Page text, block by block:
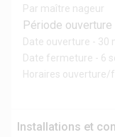
Par maître nageur
Période
Date ouverture - 30
Date fermeture - 6
Horaires ouverture/
Installations et